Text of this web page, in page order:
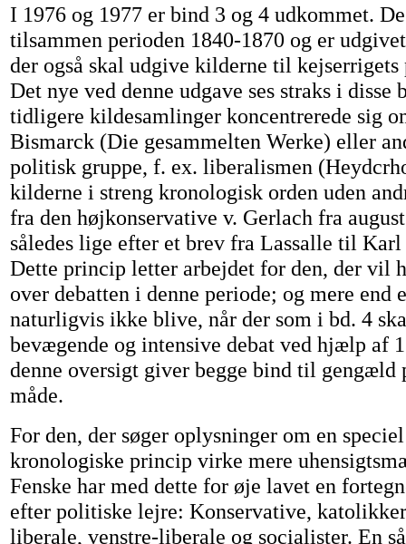
I 1976 og 1977 er bind 3 og 4 udkommet.
tilsammen perioden 1840-1870 og er
der også skal udgive kilderne til
Det nye ved denne udgave ses straks i disse
tidligere kildesamlinger koncentrerede sig
Bismarck (Die gesammelten Werke) eller
politisk gruppe, f. ex. liberalismen
kilderne i streng kronologisk orden uden
fra den højkonservative v. Gerlach fra
således lige efter et brev fra Lassalle til
Dette princip letter arbejdet for den, der vil
over debatten i denne periode; og mere end
naturligvis ikke blive, når der som i bd. 4
bevægende og intensive debat ved hjælp af
denne oversigt giver begge bind til gengæld
måde.
For den, der søger oplysninger om en
kronologiske princip virke mere
Fenske har med dette for øje lavet en
efter politiske lejre: Konservative,
liberale, venstre-liberale og socialister. En